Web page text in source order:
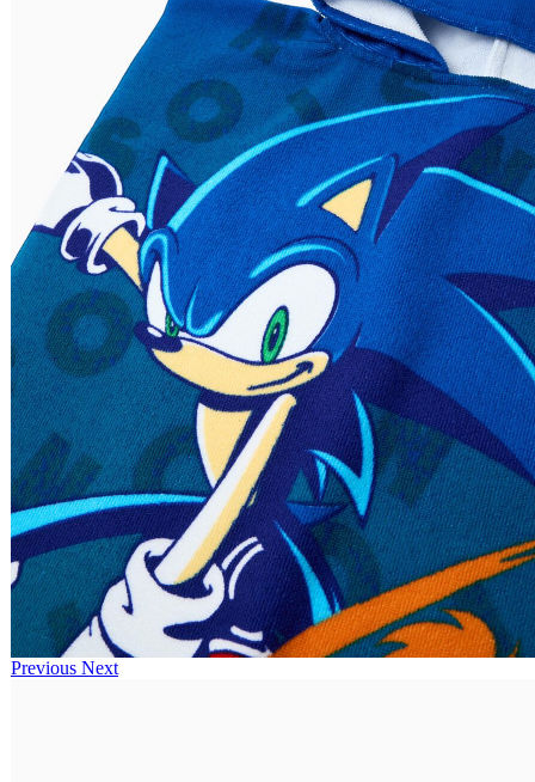
Previous Next